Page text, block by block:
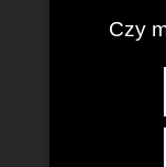
Czy